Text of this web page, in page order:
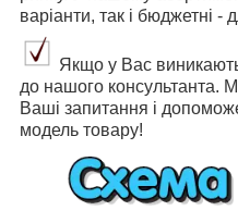
варіанти, так і бюджетні -
Якщо у Вас
до нашого консультанта.
Ваші запитання і
модель товару!